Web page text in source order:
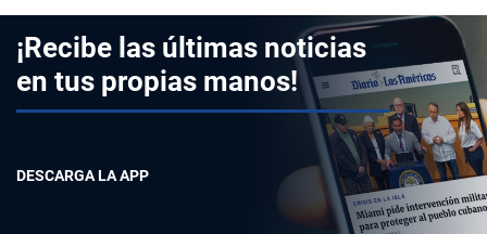
¡Recibe las últimas noticias
en tus propias manos!
DESCARGA LA APP